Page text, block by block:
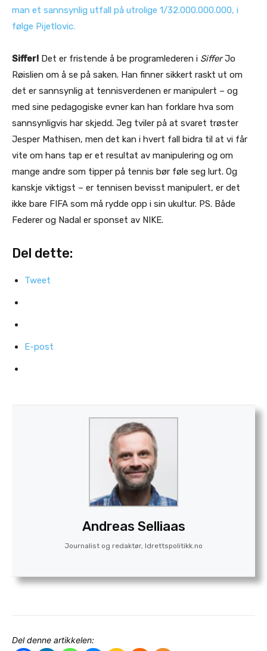
man et sannsynlig utfall på utrolige 1/32.000.000.000, i
følge Pijetlovic.
Siffer! Det er fristende å be programlederen i SifferJo
Røislien om å se på saken. Han finner sikkert raskt ut om
det er sannsynlig at tennisverdenen er manipulert – og
med sine pedagogiske evner kan han forklare hva som
sannsynligvis har skjedd. Jeg tviler på at svaret trøster
Jesper Mathisen, men det kan i hvert fall bidra til at vi får
vite om hans tap er et resultat av manipulering og om
mange andre som tipper på tennis bør føle seg lurt. Og
kanskje viktigst – er tennisen bevisst manipulert, er det
ikke bare FIFA som må rydde opp i sin ukultur. PS. Både
Federer og Nadal er sponset av NIKE.
Del dette:
Tweet
E-post
Andreas Selliaas
Journalist og redaktør, Idrettspolitikk.no
Del denne artikkelen: